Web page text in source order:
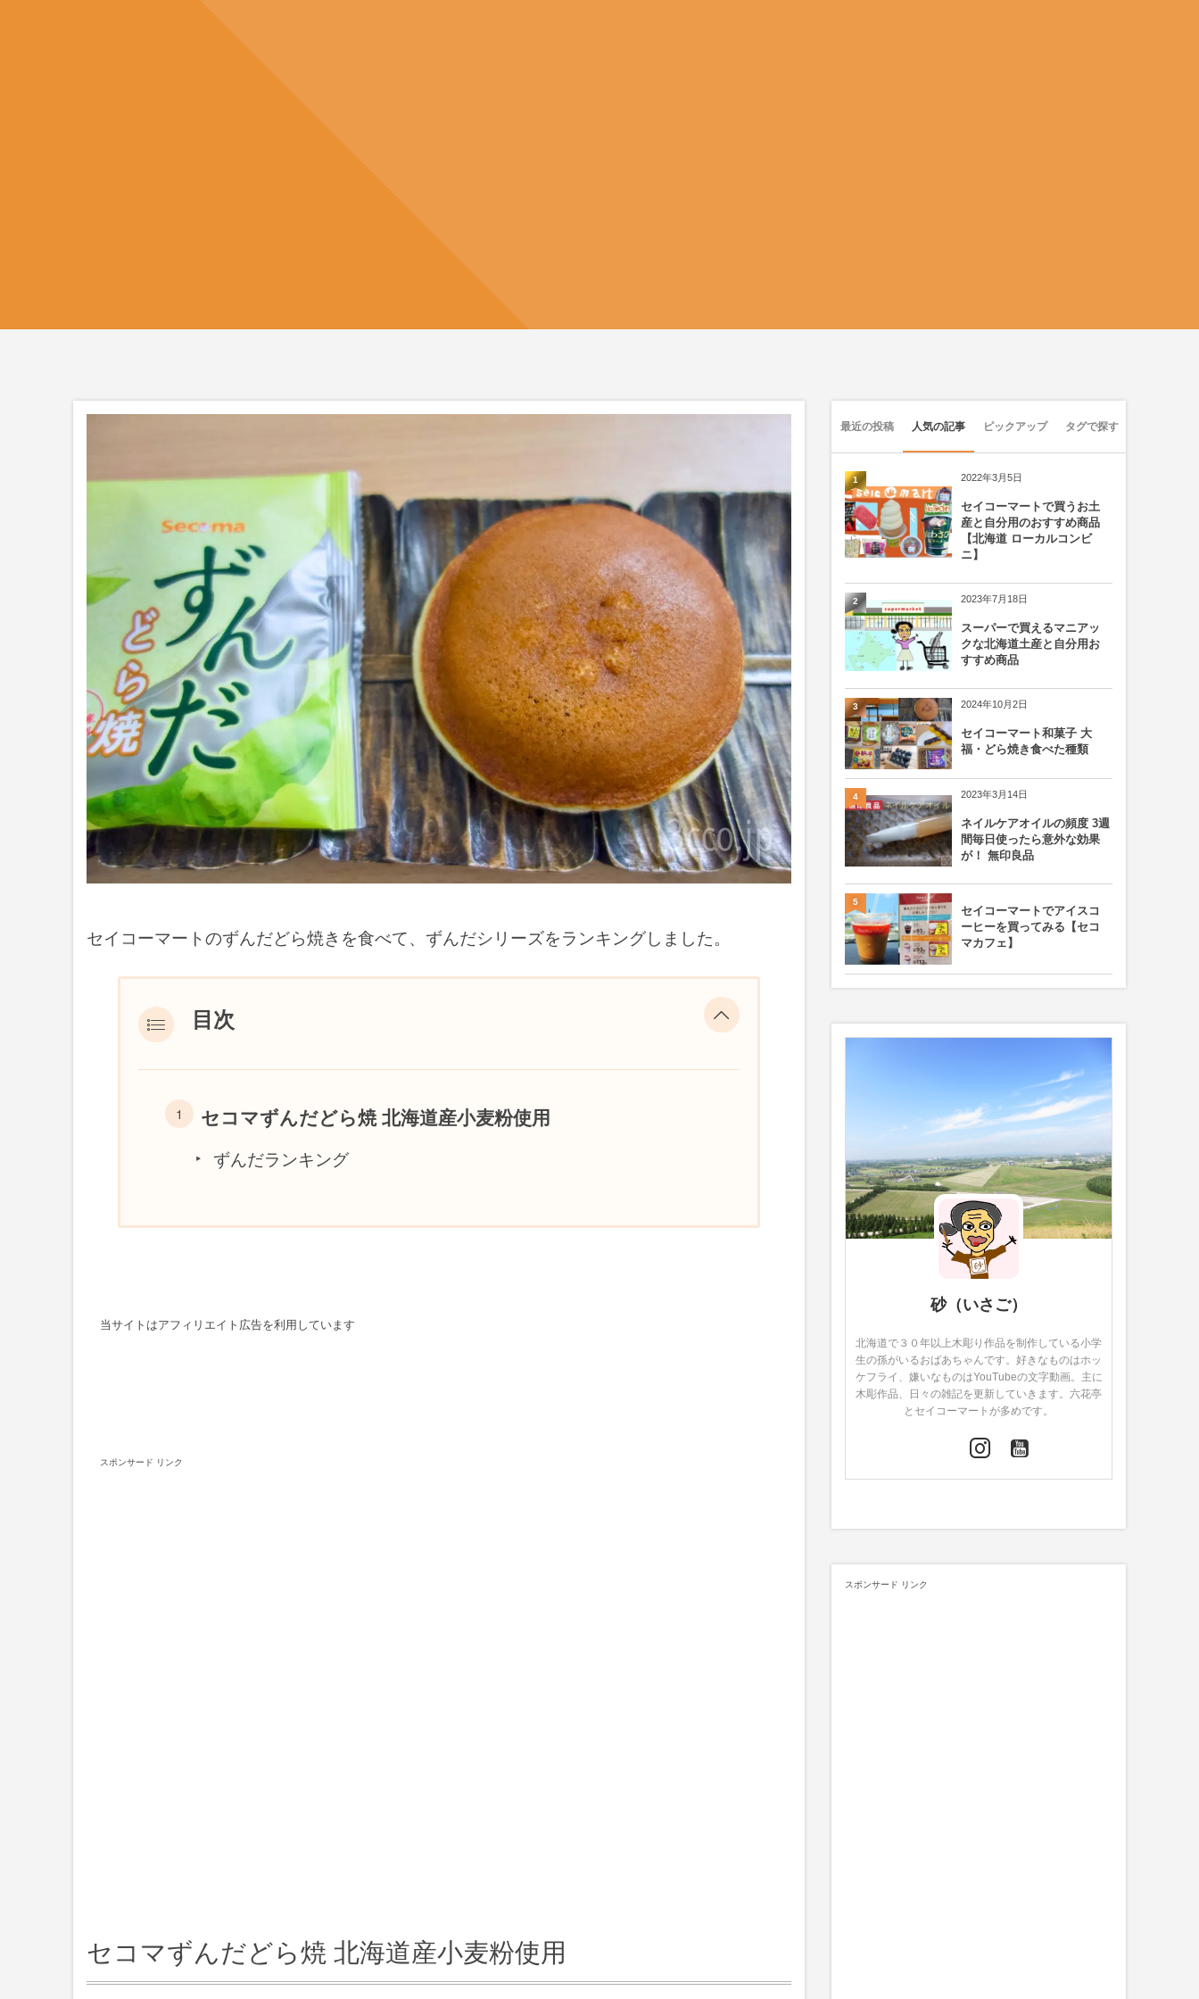
セイコーマートのずんだどら焼きを食べて、ずんだシリーズをランキングしました。
目次
セコマずんだどら焼 北海道産小麦粉使用
ずんだランキング
当サイトはアフィリエイト広告を利用しています
スポンサード リンク
セコマずんだどら焼 北海道産小麦粉使用
最近の投稿 人気の記事 ピックアップ タグで探す
2022年3月5日
セイコーマートで買うお土
産と自分用のおすすめ商品
【北海道 ローカルコンビ
ニ】
1
2023年7月18日
スーパーで買えるマニアッ
クな北海道土産と自分用お
すすめ商品
2
2024年10月2日
セイコーマート和菓子 大
福・どら焼き食べた種類
3
2023年3月14日
ネイルケアオイルの頻度 3週
間毎日使ったら意外な効果
が！ 無印良品
4
セイコーマートでアイスコ
ーヒーを買ってみる【セコ
マカフェ】
5
砂（いさご）
北海道で３０年以上木彫り作品を制作している小学
生の孫がいるおばあちゃんです。好きなものはホッ
ケフライ、嫌いなものはYouTubeの文字動画。主に
木彫作品、日々の雑記を更新していきます。六花亭
とセイコーマートが多めです。
スポンサード リンク